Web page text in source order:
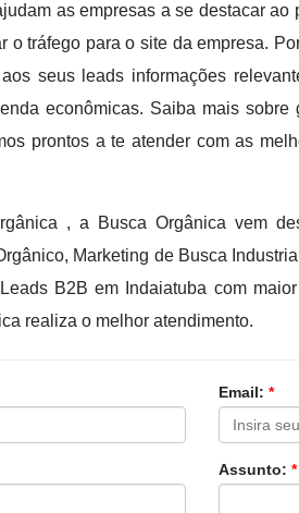
as empresas a se destacar ao
tráfego para o site da empresa.
seus leads informações
econômicas. Saiba mais sobre
prontos a te atender com as
, a Busca Orgânica vem
Marketing de Busca
B2B em Indaiatuba com
realiza o melhor atendimento.
Email: *
Assunto: *